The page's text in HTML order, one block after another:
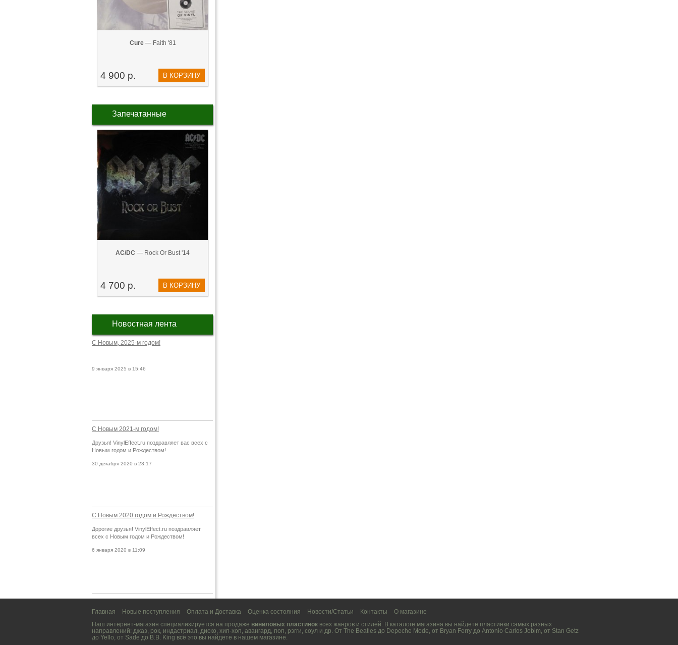
Cure— Faith '81
4 900 р. В КОРЗИНУ
Запечатанные
AC/DC — Rock Or Bust '14
4 700 р. В КОРЗИНУ
Новостная лента
С Новым, 2025-м годом!
9 января 2025 в 15:46
С Новым 2021-м годом!
Друзья! VinylEffect.ru поздравляет вас всех с
Новым годом и Рождеством!
30 декабря 2020 в 23:17
С Новым 2020 годом и Рождеством!
Дорогие друзья! VinylEffect.ru поздравляет
всех с Новым годом и Рождеством!
6 января 2020 в 11:09
Главная Новые поступления Оплата и Доставка Оценка состояния Новости/Статьи Контакты
О магазине
Наш интернет-магазин специализируется на продаже виниловых пластинок всех жанров и стилей. В каталоге магазина вы найдете пластинки самых разных
направлений: джаз, рок, индастриал, диско, хип-хоп, авангард, поп, рэгги, соул и др. От The Beatles до Depeche Mode, от Bryan Ferry до Antonio Carlos Jobim, от Stan Getz
до Yello, от Sade до B.B. King всё это вы найдете в нашем магазине.